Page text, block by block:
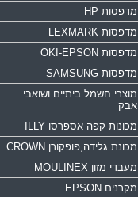
מדפסות HP
מדפסות LEXMARK
מדפסות OKI-EPSON
מדפסות SAMSUNG
מוצרי חשמל ביתיים ושואבי
אבק
מכונות קפה אספרסו ILLY
מכונת גלידה,פופקורן CROWN
מעבדי מזון MOULINEX
מקרנים EPSON